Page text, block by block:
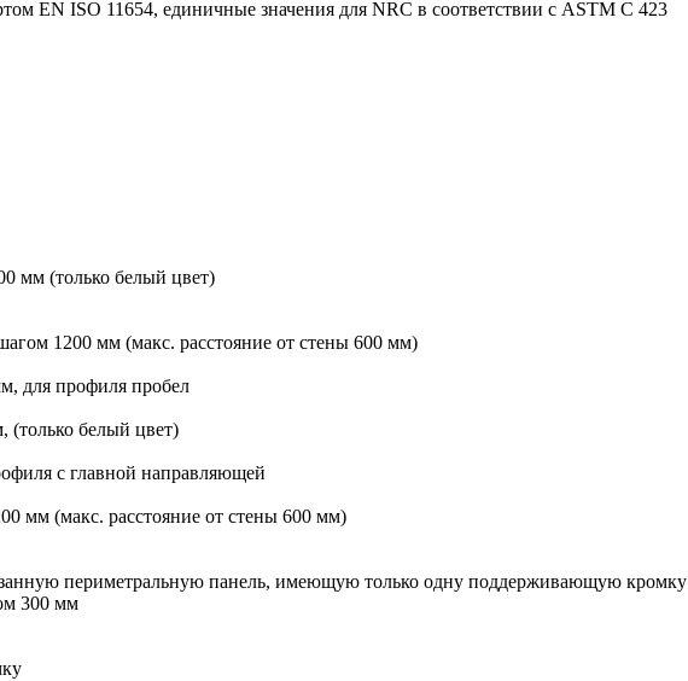
EN ISO 11654, единичные значения для NRC в соответствии с ASTM C 423
мм (только белый цвет)
1200 мм (макс. расстояние от стены 600 мм)
для профиля пробел
белый цвет)
с главной направляющей
мм (макс. расстояние от стены 600 мм)
периметральную панель, имеющую только одну поддерживающую кромку
300 мм